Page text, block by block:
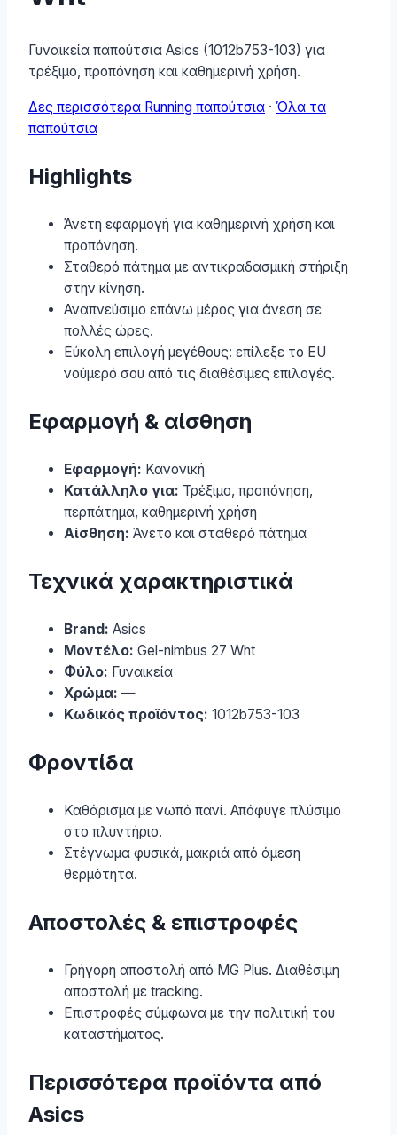
Γυναικεία παπούτσια Asics (1012b753-103) για
τρέξιμο, προπόνηση και καθημερινή χρήση.
Δες περισσότερα Running παπούτσια · Όλα τα
παπούτσια
Highlights
Άνετη εφαρμογή για καθημερινή χρήση και
προπόνηση.
Σταθερό πάτημα με αντικραδασμική στήριξη
στην κίνηση.
Αναπνεύσιμο επάνω μέρος για άνεση σε
πολλές ώρες.
Εύκολη επιλογή μεγέθους: επίλεξε το EU
νούμερό σου από τις διαθέσιμες επιλογές.
Εφαρμογή & αίσθηση
Εφαρμογή: Κανονική
Κατάλληλο για: Τρέξιμο, προπόνηση,
περπάτημα, καθημερινή χρήση
Αίσθηση: Άνετο και σταθερό πάτημα
Τεχνικά χαρακτηριστικά
Brand: Asics
Μοντέλο: Gel-nimbus 27 Wht
Φύλο: Γυναικεία
Χρώμα: —
Κωδικός προϊόντος: 1012b753-103
Φροντίδα
Καθάρισμα με νωπό πανί. Απόφυγε πλύσιμο
στο πλυντήριο.
Στέγνωμα φυσικά, μακριά από άμεση
θερμότητα.
Αποστολές & επιστροφές
Γρήγορη αποστολή από MG Plus. Διαθέσιμη
αποστολή με tracking.
Επιστροφές σύμφωνα με την πολιτική του
καταστήματος.
Περισσότερα προϊόντα από
Asics